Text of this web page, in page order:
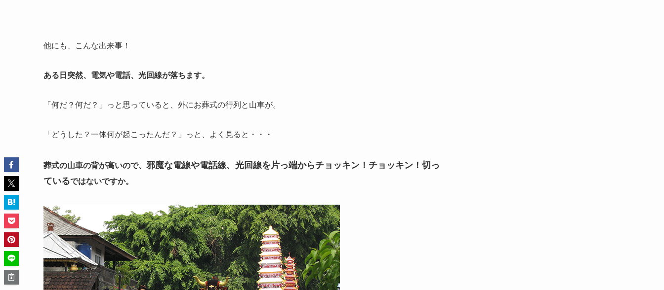
他にも、こんな出来事！
ある日突然、電気や電話、光回線が落ちます。
「何だ？何だ？」っと思っていると、外にお葬式の行列と山車が。
「どうした？一体何が起こったんだ？」っと、よく見ると・・・
葬式の山車の背が高いので、 邪魔な電線や電話線、光回線を片っ端からチョッキン！チョッキン！切っ
ているではないですか。